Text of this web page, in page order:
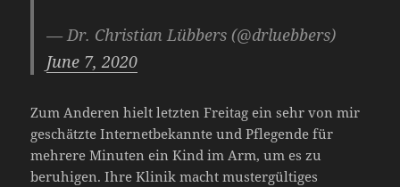
— Dr. Christian Lübbers (@drluebbers)
June 7, 2020
Zum Anderen hielt letzten Freitag ein sehr von mir
geschätzte Internetbekannte und Pflegende für
mehrere Minuten ein Kind im Arm, um es zu
beruhigen. Ihre Klinik macht mustergültiges